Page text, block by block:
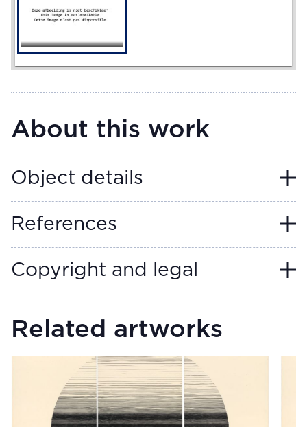
About this work
Object details
References
Copyright and legal
Related artworks